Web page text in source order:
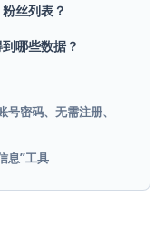
丝列表？
哪些数据？
密码、无需注册、
息”工具